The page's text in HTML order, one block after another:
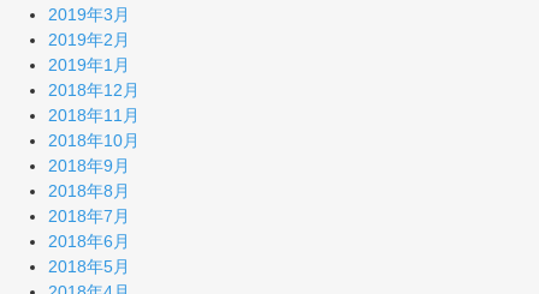
2019年3月
2019年2月
2019年1月
2018年12月
2018年11月
2018年10月
2018年9月
2018年8月
2018年7月
2018年6月
2018年5月